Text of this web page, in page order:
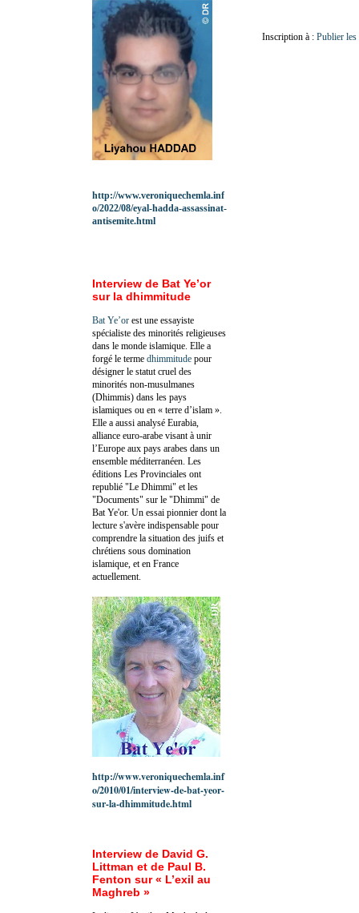
Inscription à : Publier
http://www.veroniquechemla.inf
o/2022/08/eyal-hadda-assassinat-
antisemite.html
Interview de Bat Ye’or
sur la dhimmitude
Bat Ye’or est une essayiste
spécialiste des minorités religieuses
dans le monde islamique. Elle a
forgé le terme dhimmitude pour
désigner le statut cruel des
minorités non-musulmanes
(Dhimmis) dans les pays
islamiques ou en « terre d’islam ».
Elle a aussi analysé Eurabia,
alliance euro-arabe visant à unir
l’Europe aux pays arabes dans un
ensemble méditerranéen. Les
éditions Les Provinciales ont
republié "Le Dhimmi" et les
"Documents" sur le "Dhimmi" de
Bat Ye'or. Un essai pionnier dont la
lecture s'avère indispensable pour
comprendre la situation des juifs et
chrétiens sous domination
islamique, et en France
actuellement.
http://www.veroniquechemla.inf
o/2010/01/interview-de-bat-yeor-
sur-la-dhimmitude.html
Interview de David G.
Littman et de Paul B.
Fenton sur « L’exil au
Maghreb »